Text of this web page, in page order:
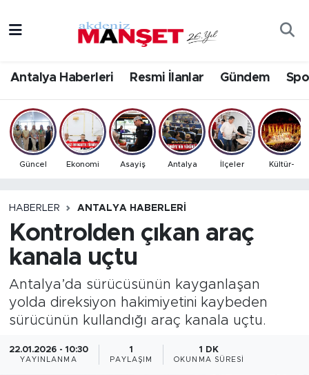
Antalya Haberleri Resmi İlanlar Gündem
Güncel Ekonomi Asayiş Antalya İlçeler Kültür-
HABERLER ANTALYA HABERLERI
Kontrolden çıkan araç
kanala uçtu
Antalya’da sürücüsünün kayganlaşan
yolda direksiyon hakimiyetini kaybeden
sürücünün kullandığı araç kanala uçtu.
22.01.2026 - 10:30
YAYINLANMA
1
PAYLAŞIM
1 DK
OKUNMA SÜRESI
Bilim & Teknoloji
Eğitim
Ekonomi
Gündem
İlçeler
Kültür- Sanat
Özel Haber
Antalya Hava Durumu
Antalya Namaz Vakitleri
Antalya Trafik Yoğunluk Haritası
Tüm Manşetler
Son Dakika Haberleri
Haber Arşivi